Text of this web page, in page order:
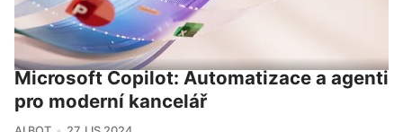
Microsoft Copilot: Automatizace a agenti
pro moderní kancelář